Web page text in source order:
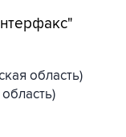
область)